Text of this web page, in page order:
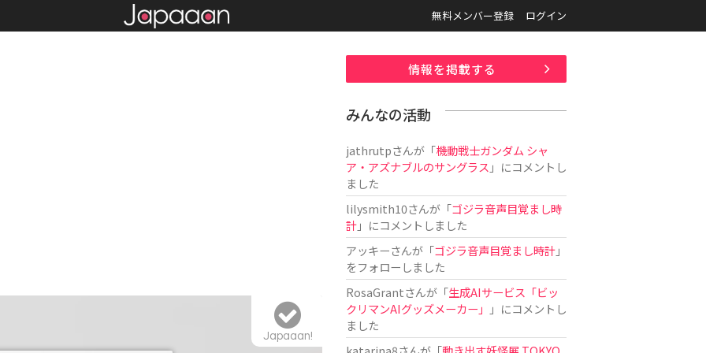
無料メンバー登録 ログイン
Japaaan!
情報を掲載する
みんなの活動
jathrutpさんが「機動戦士ガンダム シャ
ア・アズナブルのサングラス 」にコメントし
ました
lilysmith10さんが「ゴジラ音声目覚まし時
計」にコメントしました
アッキーさんが「ゴジラ音声目覚まし時計」
をフォローしました
RosaGrantさんが「生成AIサービス「ビッ
クリマンAIグッズメーカー」
」にコメントし
ました